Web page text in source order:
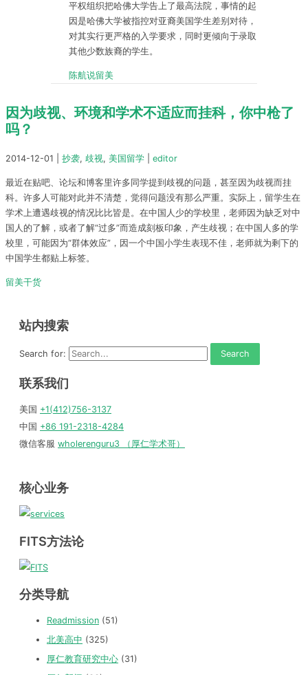
平权组织把哈佛大学告上了最高法院，事情的起
因是哈佛大学被指控对亚裔美国学生差别对待，
对其实行更严格的入学要求，同时更倾向于录取
其他少数族裔的学生。
陈航说留美
因为歧视、环境和学术不适应而挂科，你中枪了
吗？
2014-12-01 抄袭, 歧视, 美国留学 editor
最近在贴吧、论坛和博客里许多同学提到歧视的问题，甚至因为歧视而挂
科。许多人可能对此并不清楚，觉得问题没有那么严重。实际上，留学生在
学术上遭遇歧视的情况比比皆是。在中国人少的学校里，老师因为缺乏对中
国人的了解，或者了解“过多”而造成刻板印象，产生歧视；在中国人多的学
校里，可能因为“群体效应”，因一个中国小学生表现不佳，老师就为剩下的
中国学生都贴上标签。
留美干货
站内搜索
Search for:
联系我们
美国 +1(412)756-3137
中国 +86 191-2318-4284
微信客服 wholerenguru3 （厚仁学术哥）
核心业务
FITS方法论
分类导航
Readmission (51)
北美高中 (325)
厚仁教育研究中心 (31)